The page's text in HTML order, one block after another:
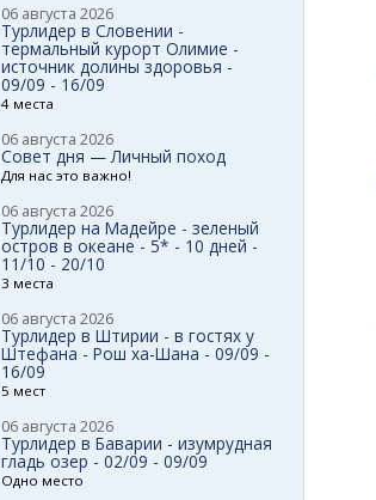
06 августа 2026
Турлидер в Словении -
термальный курорт Олимие -
источник долины здоровья -
09/09 - 16/09
4 места
06 августа 2026
Совет дня — Личный поход
Для нас это важно!
06 августа 2026
Турлидер на Мадейре - зеленый
остров в океане - 5* - 10 дней -
11/10 - 20/10
3 места
06 августа 2026
Турлидер в Штирии - в гостях у
Штефана - Рош ха-Шана - 09/09 -
16/09
5 мест
06 августа 2026
Турлидер в Баварии - изумрудная
гладь озер - 02/09 - 09/09
Одно место